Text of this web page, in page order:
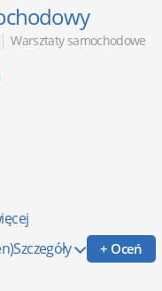
| Warsztaty samochodowe
Szczegóły + Oceń